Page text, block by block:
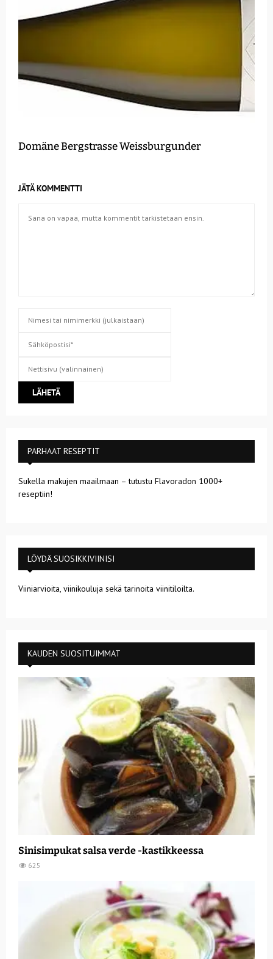
Domäne Bergstrasse Weissburgunder
JÄTÄ KOMMENTTI
PARHAAT RESEPTIT
Sukella makujen maailmaan – tutustu Flavoradon 1000+
reseptiin!
LÖYDÄ SUOSIKKIVIINISI
Viiniarvioita, viinikouluja sekä tarinoita viinitiloilta.
KAUDEN SUOSITUIMMAT
Sinisimpukat salsa verde -kastikkeessa
625